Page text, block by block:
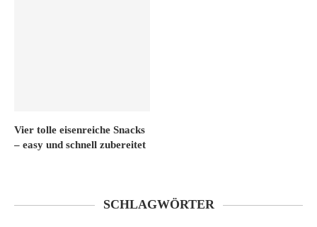
Vier tolle eisenreiche Snacks
– easy und schnell zubereitet
SCHLAGWÖRTER